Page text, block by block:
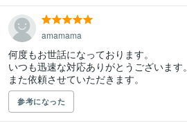
amamama
何度もお世話になっております。
いつも迅速な対応ありがとうございます。
また依頼させていただきます。
参考になった